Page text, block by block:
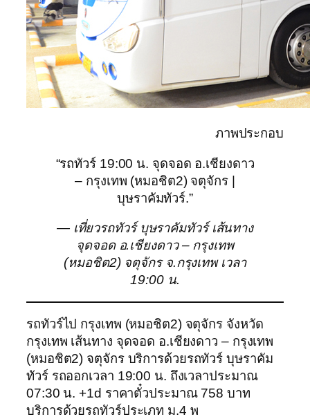
ภาพประกอบ
“รถทัวร์ 19:00 น. จุดจอด อ.เชียงดาว
– กรุงเทพ (หมอชิต2) จตุจักร |
บุษราคัมทัวร์.”
— เที่ยวรถทัวร์ บุษราคัมทัวร์ เส้นทาง
จุดจอด อ.เชียงดาว – กรุงเทพ
(หมอชิต2) จตุจักร จ.กรุงเทพ เวลา
19:00 น.
รถทัวร์ไป กรุงเทพ (หมอชิต2) จตุจักร จังหวัด
กรุงเทพ เส้นทาง จุดจอด อ.เชียงดาว – กรุงเทพ
(หมอชิต2) จตุจักร บริการด้วยรถทัวร์ บุษราคัม
ทัวร์ รถออกเวลา 19:00 น. ถึงเวลาประมาณ
07:30 น. +1d ราคาตั๋วประมาณ 758 บาท
บริการด้วยรถทัวร์ประเภท ม.4 พ